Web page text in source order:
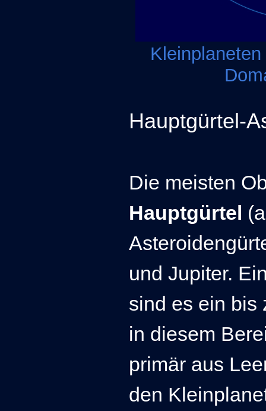
Hauptgürtel-
Die meisten
Hauptgürtel
und Jupiter. E
sind es ein
in diesem
primär aus
den